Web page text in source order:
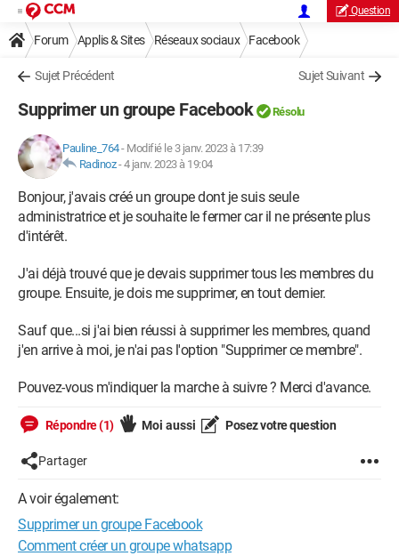
Question
Forum Applis & Sites Réseaux sociaux Facebook
Sujet Précédent Sujet Suivant
Supprimer un groupe Facebook Résolu
Pauline_764- Modifié le 3 janv. 2023 à 17:39
Radinoz-4 janv. 2023 à 19:04
Bonjour, j'avais créé un groupe dont je suis seule
administratrice et je souhaite le fermer car il ne présente plus
d'intérêt.
J'ai déjà trouvé que je devais supprimer tous les membres du
groupe. Ensuite, je dois me supprimer, en tout dernier.
Sauf que...si j'ai bien réussi à supprimer les membres, quand
j'en arrive à moi, je n'ai pas l'option "Supprimer ce membre".
Pouvez-vous m'indiquer la marche à suivre ? Merci d'avance.
Répondre (1) Moi aussi Posez votre question
Partager
A voir également:
Supprimer un groupe Facebook
Comment créer un groupe whatsapp